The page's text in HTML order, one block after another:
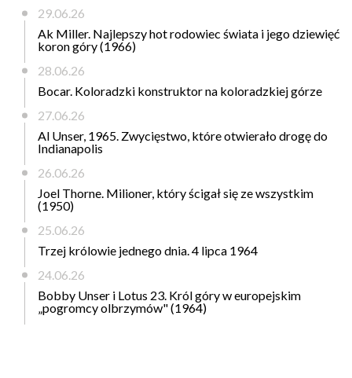
29.06.26
Ak Miller. Najlepszy hot rodowiec świata i jego dziewięć
koron góry (1966)
28.06.26
Bocar. Koloradzki konstruktor na koloradzkiej górze
27.06.26
Al Unser, 1965. Zwycięstwo, które otwierało drogę do
Indianapolis
26.06.26
Joel Thorne. Milioner, który ścigał się ze wszystkim
(1950)
25.06.26
Trzej królowie jednego dnia. 4 lipca 1964
24.06.26
Bobby Unser i Lotus 23. Król góry w europejskim
„pogromcy olbrzymów" (1964)